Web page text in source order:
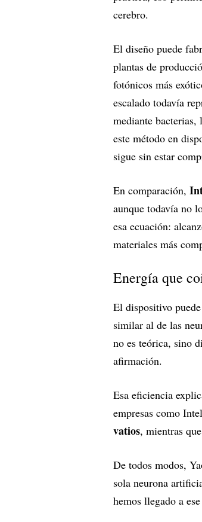
cerebro.
El diseño puede
plantas de
fotónicos más
escalado todavía
mediante
este método en
sigue sin estar
En comparación,
aunque todavía no
esa ecuación:
materiales más
Energía que
El dispositivo
similar al de las
no es teórica, sino
afirmación.
Esa eficiencia
empresas como
vatios, mientras
De todos modos,
sola neurona
hemos llegado a